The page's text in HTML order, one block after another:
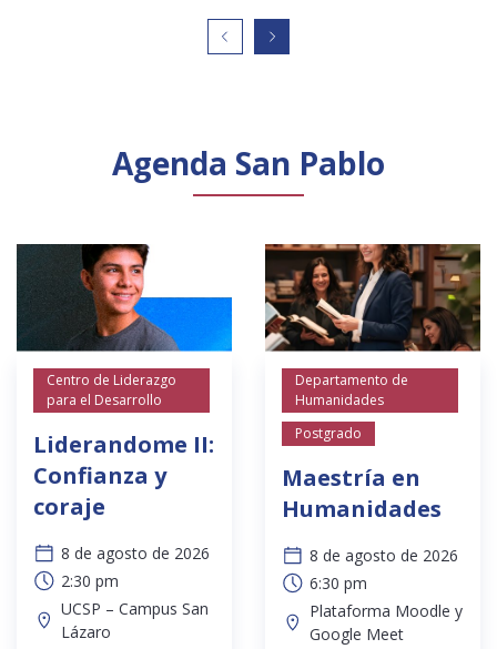
Agenda San Pablo
Centro de Liderazgo
para el Desarrollo
Liderandome II:
Confianza y
coraje
8 de agosto de 2026
2:30 pm
UCSP – Campus San
Lázaro
Departamento de
Humanidades
Postgrado
Maestría en
Humanidades
8 de agosto de 2026
6:30 pm
Plataforma Moodle y
Google Meet